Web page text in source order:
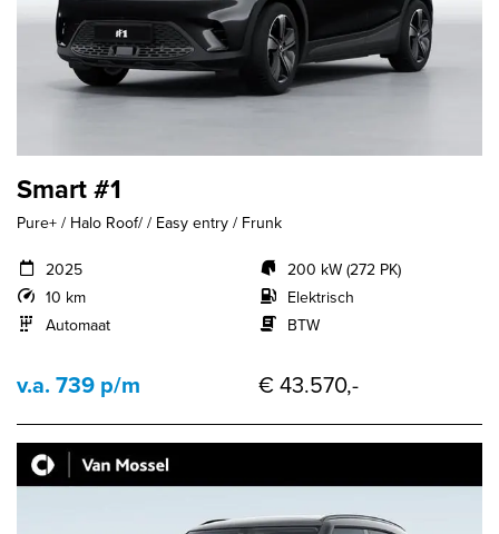
Smart #1
Pure+ / Halo Roof/ / Easy entry / Frunk
2025
10 km
Automaat
200 kW (272 PK)
Elektrisch
BTW
v.a. 739 p/m € 43.570,-